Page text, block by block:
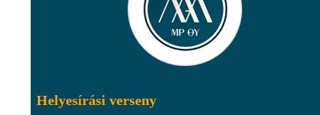
Helyesírási verseny